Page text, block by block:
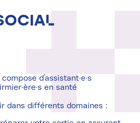
d’assistant·e·s
en santé
dans différents domaines :